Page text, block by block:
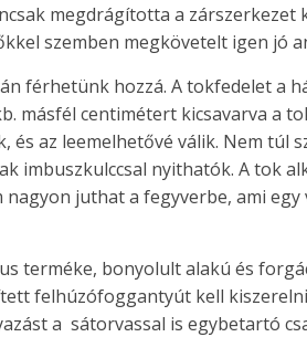
megdrágította a zárszerkezet
szemben megkövetelt igen jó
férhetünk hozzá. A tokfedelet a
másfél centimétert kicsavarva a
az leemelhetővé válik. Nem túl
imbuszkulccsal nyithatók. A tok
juthat a fegyverbe, ami egy
terméke, bonyolult alakú és
felhúzófoggantyút kell
a sátorvassal is egybetartó